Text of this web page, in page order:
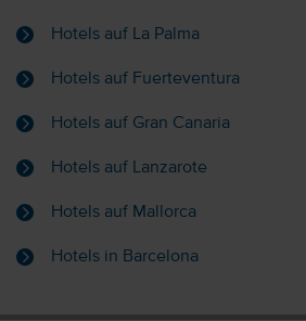
Hotels auf La Palma
Hotels auf Fuerteventura
Hotels auf Gran Canaria
Hotels auf Lanzarote
Hotels auf Mallorca
Hotels in Barcelona